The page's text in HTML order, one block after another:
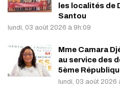
les localités de
Santou
lundi, 03 août 2026 à 9h:09
Mme Camara
au service des
5ème
lundi, 03 août 2026